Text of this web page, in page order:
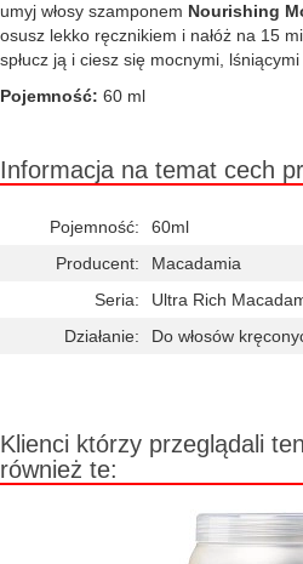
umyj włosy szamponem Nourishing
osusz lekko ręcznikiem i nałóż na 15
spłucz ją i ciesz się mocnymi, lśniącymi
Pojemność: 60 ml
Informacja na temat cech
Pojemność:
60ml
Producent:
Macadamia
Seria:
Ultra Rich
Działanie:
Do włosów
Klienci którzy przeglądali
również te: